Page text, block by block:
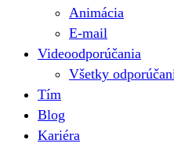
Animácia
E-mail
Videoodporúčania
Všetky
Tím
Blog
Kariéra